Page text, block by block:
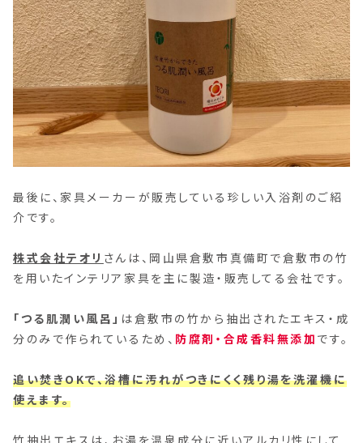
最後に、家具メーカーが販売している珍しい入浴剤のご紹
介です。
株式会社テオリ さんは、岡山県倉敷市真備町で倉敷市の竹
を用いたインテリア家具を主に製造・販売してる会社です。
「つる肌潤い風呂」 は倉敷市の竹から抽出されたエキス・成
分のみで作られているため、 防腐剤・合成香料無添加 です。
追い焚きOKで、浴槽に汚れがつきにくく残り湯を洗濯機に
使えます。